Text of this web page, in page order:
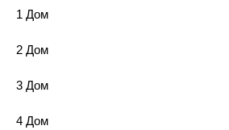
1 Дом
2 Дом
3 Дом
4 Дом